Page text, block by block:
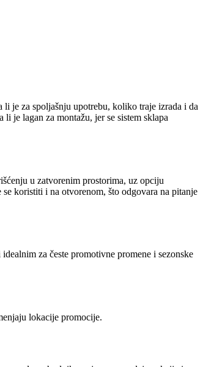
je za spoljašnju upotrebu, koliko traje izrada i da
je lagan za montažu, jer se sistem sklapa
u zatvorenim prostorima, uz opciju
koristiti i na otvorenom, što odgovara na pitanje
za česte promotivne promene i sezonske
lokacije promocije.